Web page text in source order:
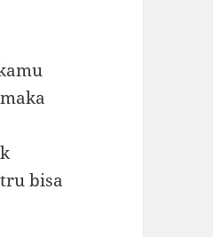
bisa